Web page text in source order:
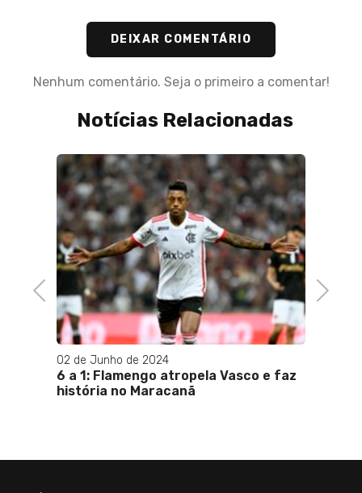
DEIXAR COMENTÁRIO
Nenhum comentário. Seja o primeiro a comentar!
Notícias Relacionadas
Previous
02 de Junho de 2024
6 a 1: Flamengo atropela Vasco e faz
história no Maracanã
Next